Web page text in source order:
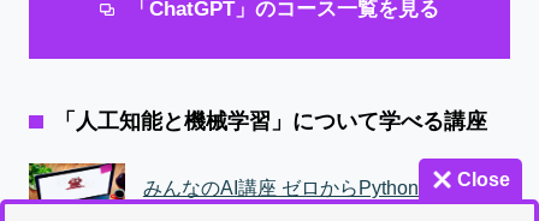
「ChatGPT」のコース一覧を見る
「人工知能と機械学習」について学べる講座
みんなのAI講座 ゼロからPythonで学ぶ人
Close